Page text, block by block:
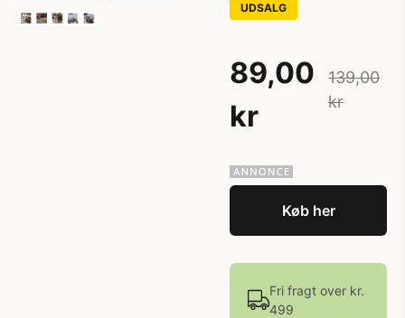
UDSALG
89,00
kr
139,00
kr
Køb her
Fri fragt over kr.
499